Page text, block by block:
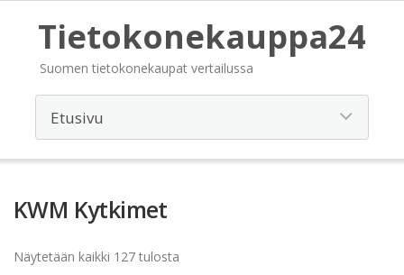
Tietokonekauppa24
Suomen tietokonekaupat vertailussa
KWM Kytkimet
Näytetään kaikki 127 tulosta